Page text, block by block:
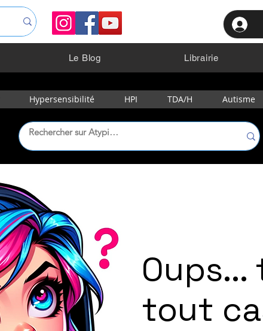
Le Blog Librairie
Hypersensibilité HPI TDA/H Autisme
Oups...
tout